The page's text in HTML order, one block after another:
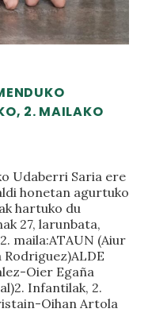
2. MAILAKO
Udaberri Saria ere
honetan agurtuko
hartuko du
27, larunbata,
maila:ATAUN (Aiur
Oier Egaña
Infantilak, 2.
Oihan Artola